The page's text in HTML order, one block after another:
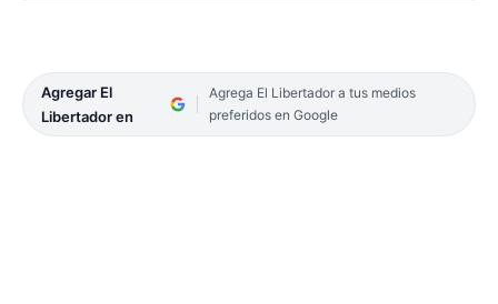
Agregar El
Libertador en
Agrega El Libertador a tus medios
preferidos en Google